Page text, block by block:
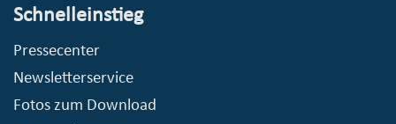
Schnelleinstieg
Pressecenter
Newsletterservice
Fotos zum Download